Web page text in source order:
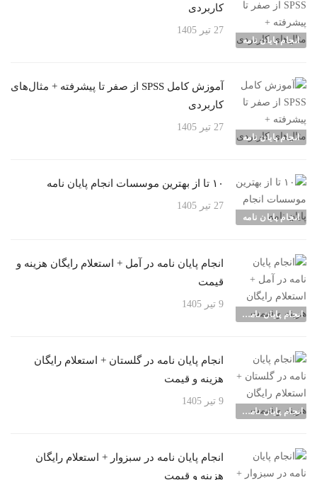
انجام پایان نامه
کاربردی
27 تیر 1405
انجام پایان نامه
آموزش کامل SPSS از صفر تا پیشرفته + مثال‌های
کاربردی
27 تیر 1405
انجام پایان نامه
۱۰ تا از بهترین موسسات انجام پایان نامه
27 تیر 1405
انجام پایان نامه شهرها
انجام پایان نامه در آمل + استعلام رایگان هزینه و
قیمت
9 تیر 1405
انجام پایان نامه شهرها
انجام پایان نامه در گلستان + استعلام رایگان
هزینه و قیمت
9 تیر 1405
انجام پایان نامه در سبزوار + استعلام رایگان
هزینه و قیمت